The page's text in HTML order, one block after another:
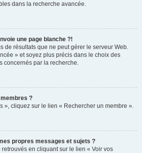
dans la recherche avancée.
une page blanche ?!
de résultats que ne peut gérer le serveur Web.
» et soyez plus précis dans le choix des
concernés par la recherche.
?
», cliquez sur le lien « Rechercher un membre ».
propres messages et sujets ?
en cliquant sur le lien « Voir vos